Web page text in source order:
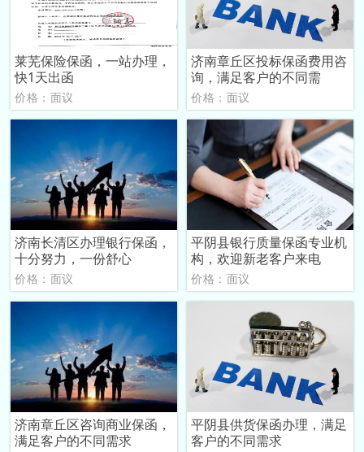
莱芜保险保函，一站办理，
快1天出函
价格：面议
济南章丘区投标保函费用咨
询，满足客户的不同需
价格：面议
济南长清区办理银行保函，
十分努力，一份舒心
价格：面议
平阴县银行质量保函专业机
构，欢迎新老客户来电
价格：面议
济南章丘区咨询商业保函，
满足客户的不同需求
平阴县供货保函办理，满足
客户的不同需求